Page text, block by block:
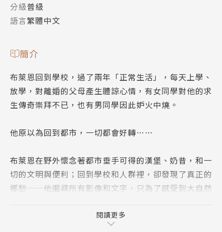
分級普級
語言繁體中文
簡介
布萊恩回到學校，過了兩年「正常生活」，每天上學、
放學，對離婚的父母產生體諒心情，有女同學對他的求
生傳奇崇拜不已，也有男同學因此妒火中燒。
他原以為回到都市，一切都會好轉……
布萊恩在野外懷念著都市垂手可得的漢堡、奶昔，和一
切的文明與便利；回到學校和人群裡，卻發現了真正的
鄉愁──他遍尋所有影像和文字，只為了感受到大自然
閱讀更多